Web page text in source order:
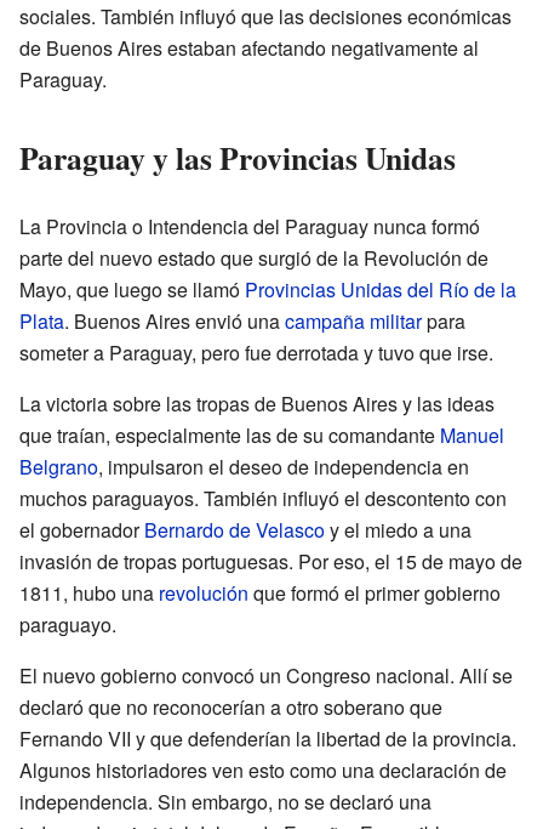
sociales. También influyó que las decisiones económicas
de Buenos Aires estaban afectando negativamente al
Paraguay.
Paraguay y las Provincias Unidas
La Provincia o Intendencia del Paraguay nunca formó
parte del nuevo estado que surgió de la Revolución de
Mayo, que luego se llamó Provincias Unidas del Río de la
Plata. Buenos Aires envió unacampaña militarpara
someter a Paraguay, pero fue derrotada y tuvo que irse.
La victoria sobre las tropas de Buenos Aires y las ideas
que traían, especialmente las de su comandante Manuel
Belgrano, impulsaron el deseo de independencia en
muchos paraguayos. También influyó el descontento con
el gobernadorBernardo de Velascoy el miedo a una
invasión de tropas portuguesas. Por eso, el 15 de mayo de
1811, hubo una revolución que formó el primer gobierno
paraguayo.
El nuevo gobierno convocó un Congreso nacional. Allí se
declaró que no reconocerían a otro soberano que
Fernando VII y que defenderían la libertad de la provincia.
Algunos historiadores ven esto como una declaración de
independencia. Sin embargo, no se declaró una